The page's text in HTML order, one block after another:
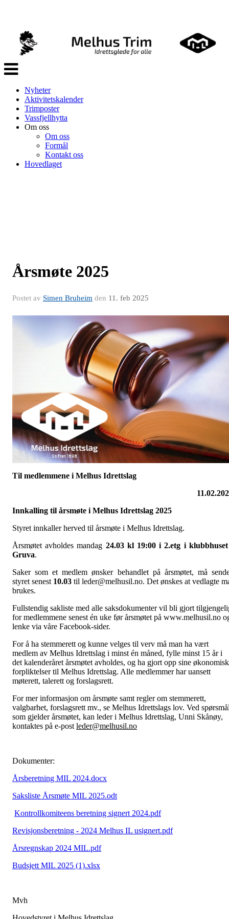
Veksle
navigasjon
Nyheter
Aktivitetskalender
Trimposter
Vassfjellhytta
Om oss
Om oss
Formål
Kontakt oss
Hovedlaget
Årsmøte 2025
Postet av Simen Bruheim den 11. feb 2025
Til medlemmene i Melhus Idrettslag
Innkalling til årsmøte i Melhus Idrettslag 2025
Styret innkaller herved til årsmøte i Melhus Idrettslag.
Årsmøtet avholdes mandag 24.03 kl 19:00 i 2.etg i
Gruva.
Saker som et medlem ønsker behandlet på årsmøtet, må
styret senest 10.03 til leder@melhusil.no. Det ønskes at vedlagte
brukes.
Fullstendig sakliste med alle saksdokumenter vil bli gjort
for medlemmene senest én uke før årsmøtet på www.melhusil.no
lenke via våre Facebook-sider.
For å ha stemmerett og kunne velges til verv må man ha vært
medlem av Melhus Idrettslag i minst én måned, fylle minst 15 år i
det kalenderåret årsmøtet avholdes, og ha gjort opp sine
forpliktelser til Melhus Idrettslag. Alle medlemmer har uansett
møterett, talerett og forslagsrett.
For mer informasjon om årsmøte samt regler om stemmerett,
valgbarhet, forslagsrett mv., se Melhus Idrettslags lov. Ved
som gjelder årsmøtet, kan leder i Melhus Idrettslag, Unni Skånøy,
kontaktes på e-post leder@melhusil.no
Dokumenter:
Årsberetning MIL 2024.docx
Saksliste Årsmøte MIL 2025.odt
Kontrollkomiteens beretning signert 2024.pdf
Revisjonsberetning - 2024 Melhus IL usignert.pdf
Årsregnskap 2024 MIL.pdf
Budsjett MIL 2025 (1).xlsx
Mvh